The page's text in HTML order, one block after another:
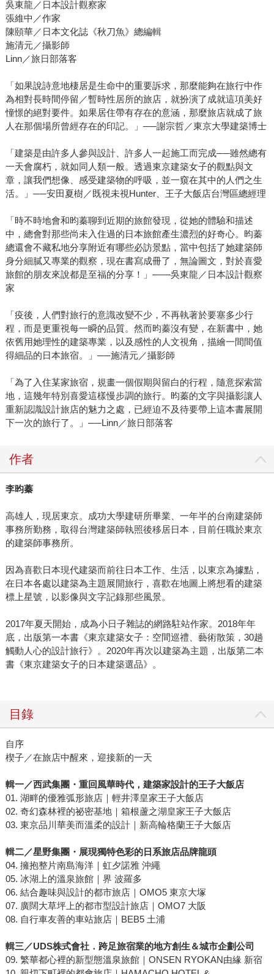
吳東龍／日本設計觀察家
張維中／作家
陳頤華／日本文化誌《秋刀魚》總編輯
施清元／攝影師
Linn／旅日部落客
「如果說詩意地棲居是生命中的重要訴求，那麼能夠在旅行中作
為相對長時間停留／暫時性居所的旅店，就扮演了成就這項美好
憧憬的絕對要件。如果居住帶有存在的意涵，那麼旅店就成了旅
人在那個場所曾經存在的印記。」──謝宗哲／東京大學建築博士
「建築是由許多人參與設計、許多人一起施工而完成──雖然總有
一天會腐朽，就如同人類一般。透過東京建築女子的觀點與文
章，讓我們想像、感受建築物的呼吸，並一窺在其中的人們之生
活。」──安田夏樹／既視未視Hunter、王子大飯店台灣區總經理
「時不時地會和昀蓁聊到近期的旅館發現，從她的體驗和描述
中，總會對那些尚未入住過的日本旅館產生濃烈的好奇心。昀蓁
總還會不藏私地分享附近有哪些必訪景點，當中包括了她建築師
身分細膩又專業的觀察，現在書寫成冊了，無論圖文，對於喜愛
旅館的朋友來說都是至福的分享！」——吳東龍／日本設計觀察
家
「疫後，人們對旅行的意識改變不少，不再執著於要塞多少行
程，而是更重視每一瞬的品質。然而昀蓁沒有變，在新書中，她
依舊用她理性的建築專業，以及感性的人文視角，描繪一間間值
得細品的日本旅宿。」──施清元／攝影師
「為了入住某家旅宿，規畫一個假期與留白的行程，隨意探索當
地，這幾年特別喜愛這樣慢步調的旅行。昀蓁的文字與攝影讓人
重新認識設計旅店的魅力之處，已經迫不及待要帶上這本書展開
下一次的旅行了。」──Linn／旅日部落客
作者
李昀蓁
高雄人，現居東京。成功大學建研所畢業、一年半的台南建築師
事務所勤務，取得台灣建築師執照後移居日本，目前任職於東京
的建築師事務所。
因為喜歡日本現代建築而前往日本工作、生活，以東京為據點，
在日本各處以建築為主題展開旅行，喜歡在地圖上將想看的建築
標上星號，以影像與文字記錄那些風景。
2017年夏天開始，成為小日子雜誌的網路駐站作家。2018年年
底，出版第一本書《東京建築女子：空間巡禮、藝術散策，30趟
觸動人心的設計旅行》。2020年再次以建築為主題，出版第二本
書《東京建築女子的日本建築選品》。
目錄
自序
楔子／在旅店中醒來，迎接新的一天
輯一／西武集團 ・ 重回風華時代，建築家設計的王子大飯店
01. 湖畔的優雅弧形旅店｜輕井澤皇家王子大飯店
02. 奇幻森林裡的祕密基地｜箱根蘆之湖皇家王子大飯店
03. 東京品川華美而溫柔的設計｜新高輪格蘭王子大飯店
輯二／星野集團 ・ 展現獨特色彩的日系旅店品牌龍頭
04. 擁抱整片南島海洋｜虹夕諾雅 沖繩
05. 冰湖上的溫泉旅館｜界 波羅多
06. 結合趣味與設計的都市旅店｜OMO5 東京大塚
07. 廣闊大草坪上的都市型設計旅店｜OMO7 大阪
08. 自行車友善的車站旅店｜BEB5 土浦
輯三／UDS株式會社．跨足旅宿業的地方創生＆城市企劃公司
09. 繁華都心裡的新型態溫泉旅館｜ONSEN RYOKAN由緣 新宿